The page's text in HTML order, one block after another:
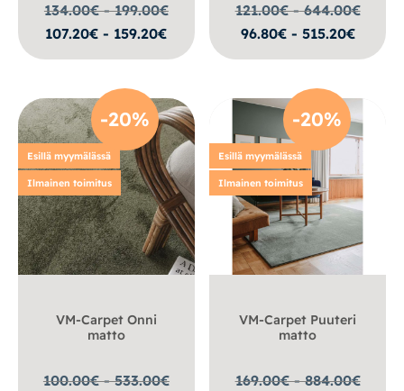
134.00€ - 199.00€
107.20€ - 159.20€
121.00€ - 644.00€
96.80€ - 515.20€
-20%
Esillä myymälässä
Ilmainen toimitus
VM-Carpet Onni
matto
100.00€ - 533.00€
-20%
Esillä myymälässä
Ilmainen toimitus
VM-Carpet Puuteri
matto
169.00€ - 884.00€